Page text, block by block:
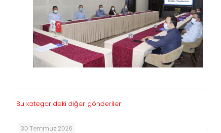
Bu kategorideki diğer gönderiler
30 Temmuz 2026